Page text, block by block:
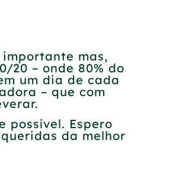
mas,
20 – onde 80% do
um dia de cada
– que com
possível. Espero
da melhor